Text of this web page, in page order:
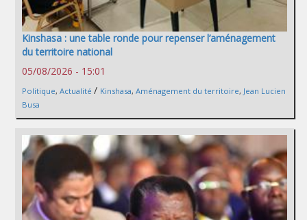
Kinshasa : une table ronde pour repenser l’aménagement
du territoire national
05/08/2026 - 15:01
Politique, Actualité / Kinshasa, Aménagement du territoire, Jean Lucien
Busa